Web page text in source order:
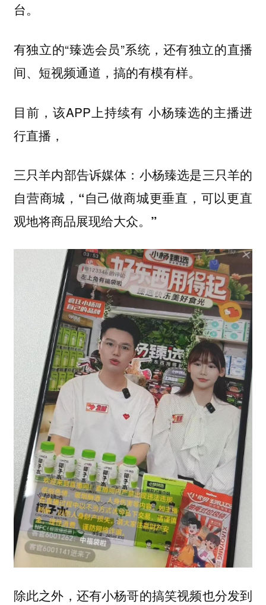
台。
有独立的“臻选会员”系统，还有独立的直播
间、短视频通道，搞的有模有样。
目前，该APP上持续有 小杨臻选的主播进
行直播，
三只羊内部告诉媒体：小杨臻选是三只羊的
自营商城， “自己做商城更垂直，可以更直
观地将商品展现给大众。”
除此之外，还有小杨哥的搞笑视频也分发到